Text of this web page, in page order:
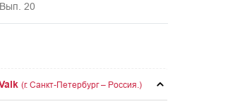
20
(г. Санкт-Петербург – Россия.)